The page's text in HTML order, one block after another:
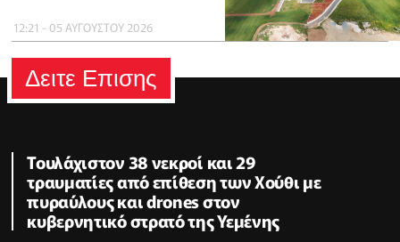
12:21 - 05 ΑΥΓΟΥΣΤΟΥ 2026
Δειτε Επισης
Τουλάχιστον 38 νεκροί και 29
τραυματίες από επίθεση των Χούθι με
πυραύλους και drones στον
κυβερνητικό στρατό της Υεμένης